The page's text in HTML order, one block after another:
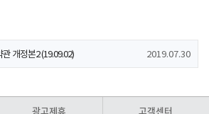
정본1 (19.09.02)
개정본2 (19.09.02) 2019.07.30